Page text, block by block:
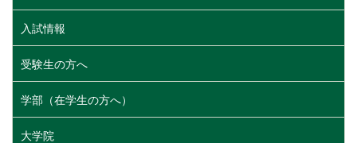
入試情報
受験生の方へ
学部（在学生の方へ）
大学院